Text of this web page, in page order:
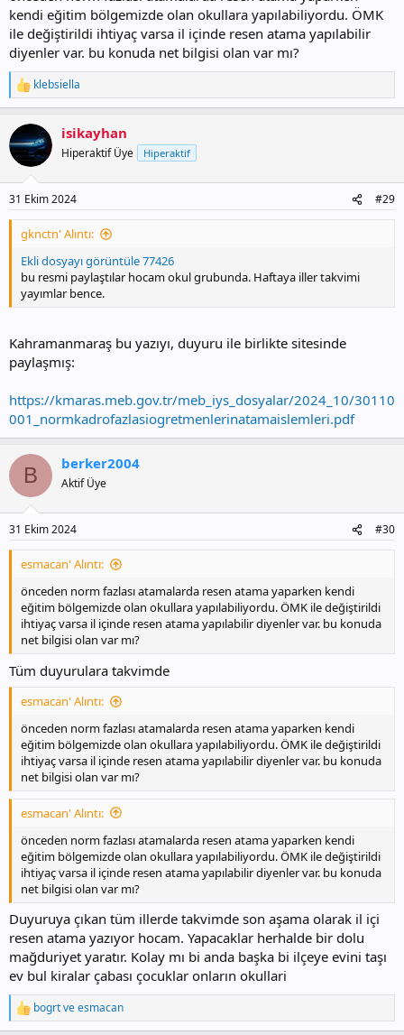
kendi eğitim bölgemizde olan okullara yapılabiliyordu. ÖMK
ile değiştirildi ihtiyaç varsa il içinde resen atama yapılabilir
diyenler var. bu konuda net bilgisi olan var mı?
T
e
k
i
l
klebsiella
isikayhan
Hiperaktif Üye Hiperaktif
31 Ekim 2024 #29
gknctn' Alıntı:
Ekli dosyayı görüntüle 77426
bu resmi paylaştılar hocam okul grubunda. Haftaya iller takvimi
yayımlar bence.
Kahramanmaraş bu yazıyı, duyuru ile birlikte sitesinde
paylaşmış:
https://kmaras.meb.gov.tr/meb_iys_dosyalar/2024_10/30110
001_normkadrofazlasiogretmenlerinatamaislemleri.pdf
B berker2004
Aktif Üye
31 Ekim 2024 #30
esmacan' Alıntı:
önceden norm fazlası atamalarda resen atama yaparken kendi
eğitim bölgemizde olan okullara yapılabiliyordu. ÖMK ile değiştirildi
ihtiyaç varsa il içinde resen atama yapılabilir diyenler var. bu konuda
net bilgisi olan var mı?
Tüm duyurulara takvimde
esmacan' Alıntı:
önceden norm fazlası atamalarda resen atama yaparken kendi
eğitim bölgemizde olan okullara yapılabiliyordu. ÖMK ile değiştirildi
ihtiyaç varsa il içinde resen atama yapılabilir diyenler var. bu konuda
net bilgisi olan var mı?
esmacan' Alıntı:
önceden norm fazlası atamalarda resen atama yaparken kendi
eğitim bölgemizde olan okullara yapılabiliyordu. ÖMK ile değiştirildi
ihtiyaç varsa il içinde resen atama yapılabilir diyenler var. bu konuda
net bilgisi olan var mı?
Duyuruya çıkan tüm illerde takvimde son aşama olarak il içi
resen atama yazıyor hocam. Yapacaklar herhalde bir dolu
mağduriyet yaratır. Kolay mı bi anda başka bi ilçeye evini taşı
ev bul kiralar çabası çocuklar onların okullari
T
e
bogrtveesmacan